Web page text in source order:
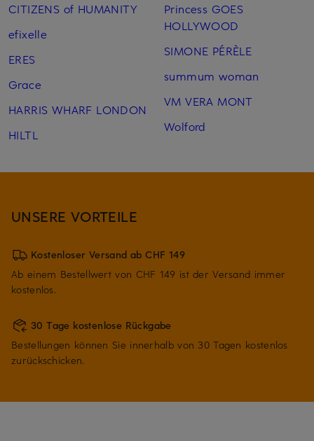
CITIZENS of HUMANITY
efixelle
ERES
Grace
HARRIS WHARF LONDON
HILTL
Princess GOES
HOLLYWOOD
SIMONE PÉRÈLE
summum woman
VM VERA MONT
Wolford
UNSERE VORTEILE
Kostenloser Versand ab CHF 149
Ab einem Bestellwert von CHF 149 ist der Versand immer
kostenlos.
30 Tage kostenlose Rückgabe
Bestellungen können Sie innerhalb von 30 Tagen kostenlos
zurückschicken.